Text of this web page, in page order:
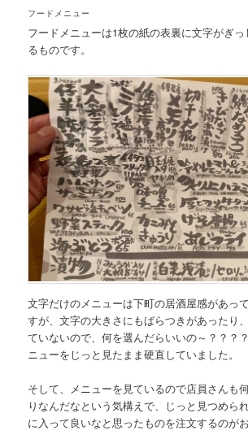
フードメニュー
フードメニューは1枚の紙の表裏に文字がぎ
るものです。
文字だけのメニューは下町の居酒屋感があっ
すが、文字の大きさにもばらつきがあったり
ていないので、何を選んだらいいの～？？？？
ニューをじっと見たまま硬直していました。
そして、メニューを見ているので店員さんも
りなんだなという気構えで、じっと見つめら
に入って良いなと思ったものを注文するのがお